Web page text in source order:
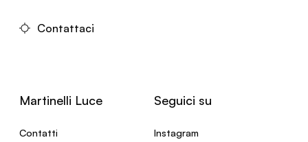
Contattaci
Martinelli Luce
Contatti
Seguici su
Instagram